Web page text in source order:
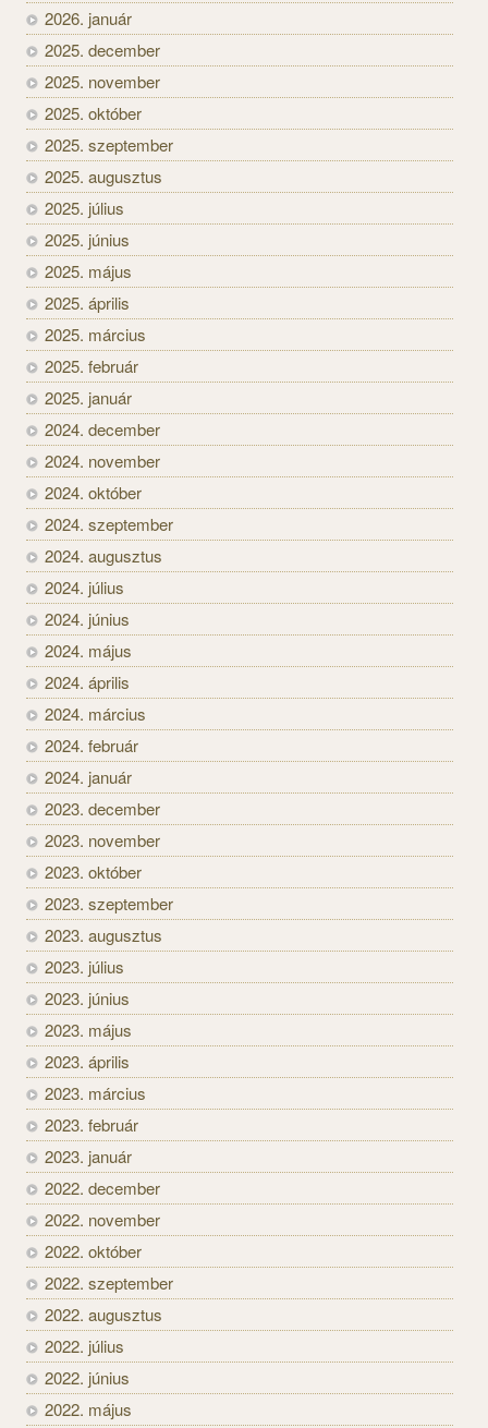
2026. január
2025. december
2025. november
2025. október
2025. szeptember
2025. augusztus
2025. július
2025. június
2025. május
2025. április
2025. március
2025. február
2025. január
2024. december
2024. november
2024. október
2024. szeptember
2024. augusztus
2024. július
2024. június
2024. május
2024. április
2024. március
2024. február
2024. január
2023. december
2023. november
2023. október
2023. szeptember
2023. augusztus
2023. július
2023. június
2023. május
2023. április
2023. március
2023. február
2023. január
2022. december
2022. november
2022. október
2022. szeptember
2022. augusztus
2022. július
2022. június
2022. május